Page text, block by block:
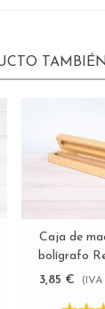
Caja de
bolígrafo
3,85 €